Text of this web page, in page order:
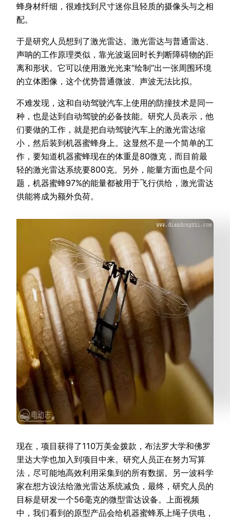
蜂身材纤细，很难找到尺寸迷你且轻质的摄像头与之相
配。
于是研究人员想到了激光雷达。激光雷达与普通雷达、
声呐的工作原理类似，靠光波返回时长判断障碍物的距
离和形状。它可以使用激光光束“绘制”出一张周围环境
的立体图像，这个优势普通微波、声波无法比拟。
不难发现，这和自动驾驶汽车上使用的防撞技术是同一
种，也是达到自动驾驶的必备技能。研究人员表示，他
们要做的工作，就是把自动驾驶汽车上的激光雷达缩
小，然后装到机器蜜蜂身上。这显然不是一个简单的工
作，要知道机器蜜蜂现在的体重是80微克，而目前最
轻的激光雷达系统要800克。另外，能量方面也是个问
题，机器蜜蜂97%的能量都被用于飞行供给，激光雷达
供能将成为额外负荷。
现在，项目获得了110万美金拨款，布法罗大学和佛罗
里达大学也加入到项目中来。研究人员正在努力写算
法，尽可能地高效利用采集到的所有数据。另一波科学
家在想方设法给激光雷达系统减负，最终，研究人员的
目标是研发一个56毫克的微型雷达设备。上面视频
中，我们看到的原型产品会给机器蜜蜂系上绳子供电，